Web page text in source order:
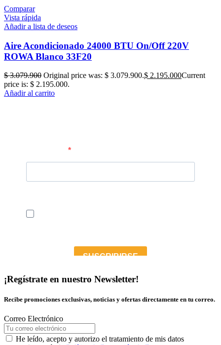
Comparar
Vista rápida
Añadir a lista de deseos
Aire Acondicionado 24000 BTU On/Off 220V
ROWA Blanco 33F20
$3.079.900 Original price was: $ 3.079.900.$ 2.195.000Current
price is: $ 2.195.000.
Añadir al carrito
¡Regístrate en nuestro Newsletter!
Recibe promociones exclusivas, noticias y ofertas directamente en tu correo.
Correo Electrónico
He leído, acepto y autorizo el tratamiento de mis datos